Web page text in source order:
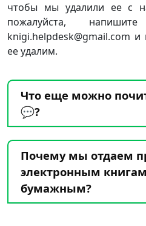
чтобы мы удалили ее с
пожалуйста,
knigi.helpdesk@gmail.com
ее удалим.
Что еще можно
💬?
Почему мы отдаем
электронным
бумажным?